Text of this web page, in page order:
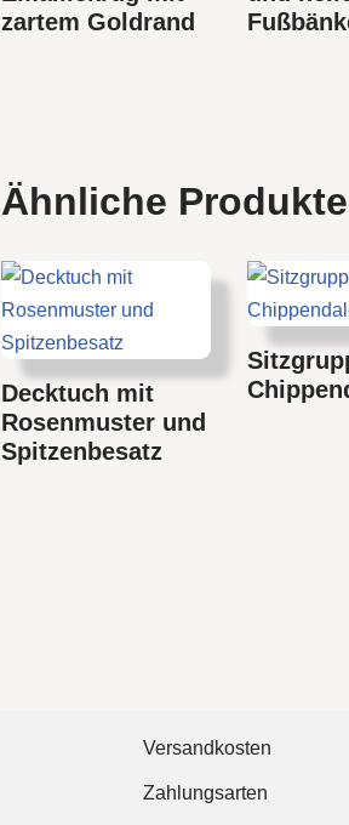
zartem Goldrand
Ähnliche Produkte
Decktuch mit
Rosenmuster und
Spitzenbesatz
Versandkosten
Zahlungsarten